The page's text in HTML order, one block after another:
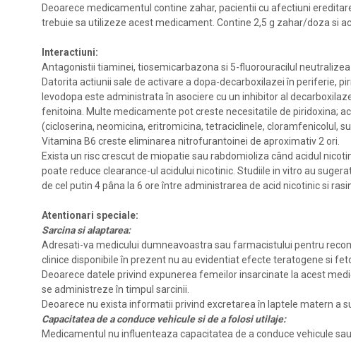
Deoarece medicamentul contine zahar, pacientii cu afectiuni
trebuie sa utilizeze acest medicament. Contine 2,5 g zahar/doza si
Interactiuni:
Antagonistii tiaminei, tiosemicarbazona si 5-fluorouracilul
Datorita actiunii sale de activare a dopa-decarboxilazei în periferie,
levodopa este administrata în asociere cu un inhibitor al
fenitoina. Multe medicamente pot creste necesitatile de piridoxina;
(cicloserina, neomicina, eritromicina, tetraciclinele, cloramfenicolul,
Vitamina B6 creste eliminarea nitrofurantoinei de aproximativ 2 ori.
Exista un risc crescut de miopatie sau rabdomioliza când acidul
poate reduce clearance-ul acidului nicotinic. Studiile in vitro au
de cel putin 4 pâna la 6 ore între administrarea de acid nicotinic si
Atentionari speciale:
Sarcina si alaptarea:
Adresati-va medicului dumneavoastra sau farmacistului pentru
clinice disponibile în prezent nu au evidentiat efecte teratogene si
Deoarece datele privind expunerea femeilor insarcinate la acest
se administreze în timpul sarcinii.
Deoarece nu exista informatii privind excretarea în laptele matern a
Capacitatea de a conduce vehicule si de a folosi utilaje:
Medicamentul nu influenteaza capacitatea de a conduce vehicule